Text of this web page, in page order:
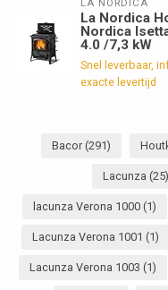
LA NORDICA
La Nordica
Nordica
4.0 /7,3 kW
Snel leverbaar,
exacte levertijd
Bacor (291)
Lacunza (25)
lacunza Verona 1000 (1)
Lacunza Verona 1001 (1)
Lacunza Verona 1003 (1)